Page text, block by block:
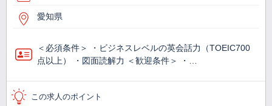
愛知県
＜必須条件＞ ・ビジネスレベルの英会話力（TOEIC700
点以上） ・図面読解力 ＜歓迎条件＞ ・…
この求人のポイント